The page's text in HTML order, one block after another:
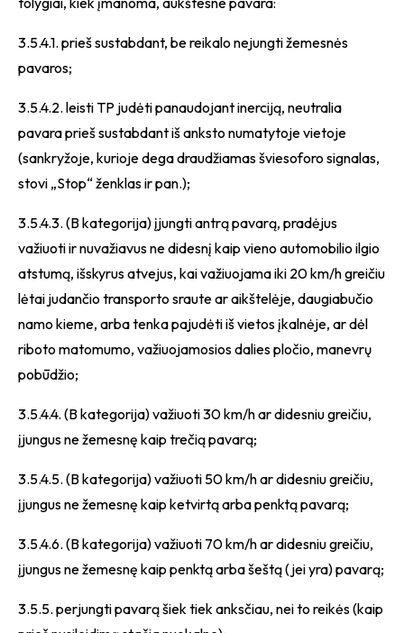
3.5.4.1. prieš sustabdant, be reikalo nejungti žemesnės
pavaros;
3.5.4.2. leisti TP judėti panaudojant inerciją, neutralia
pavara prieš sustabdant iš anksto numatytoje vietoje
(sankryžoje, kurioje dega draudžiamas šviesoforo signalas,
stovi „Stop“ ženklas ir pan.);
3.5.4.3. (B kategorija) įjungti antrą pavarą, pradėjus
važiuoti ir nuvažiavus ne didesnį kaip vieno automobilio ilgio
atstumą, išskyrus atvejus, kai važiuojama iki 20 km/h greičiu
lėtai judančio transporto sraute ar aikštelėje, daugiabučio
namo kieme, arba tenka pajudėti iš vietos įkalnėje, ar dėl
riboto matomumo, važiuojamosios dalies pločio, manevrų
pobūdžio;
3.5.4.4. (B kategorija) važiuoti 30 km/h ar didesniu greičiu,
įjungus ne žemesnę kaip trečią pavarą;
3.5.4.5. (B kategorija) važiuoti 50 km/h ar didesniu greičiu,
įjungus ne žemesnę kaip ketvirtą arba penktą pavarą;
3.5.4.6. (B kategorija) važiuoti 70 km/h ar didesniu greičiu,
įjungus ne žemesnę kaip penktą arba šeštą (jei yra) pavarą;
3.5.5. perjungti pavarą šiek tiek anksčiau, nei to reikės (kaip